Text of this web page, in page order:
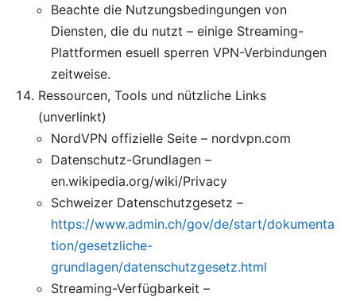
Beachte die Nutzungsbedingungen von
Diensten, die du nutzt – einige Streaming-
Plattformen esuell sperren VPN-Verbindungen
zeitweise.
Ressourcen, Tools und nützliche Links
(unverlinkt)
NordVPN offizielle Seite – nordvpn.com
Datenschutz-Grundlagen –
en.wikipedia.org/wiki/Privacy
Schweizer Datenschutzgesetz –
https://www.admin.ch/gov/de/start/dokumenta
tion/gesetzliche-
grundlagen/datenschutzgesetz.html
Streaming-Verfügbarkeit –